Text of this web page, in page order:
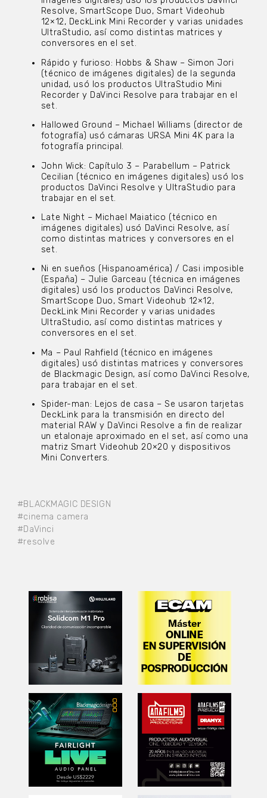
#BLACKMAGIC DESIGN
#cinema camera
#DaVinci
#resolve
Resolve, SmartScope Duo, Smart Videohub
12×12, DeckLink Mini Recorder y varias unidades
UltraStudio, así como distintas matrices y
conversores en el set.
Rápido y furioso: Hobbs & Shaw – Simon Jori
(técnico de imágenes digitales) de la segunda
unidad, usó los productos UltraStudio Mini
Recorder y DaVinci Resolve para trabajar en el
set.
Hallowed Ground – Michael Williams (director de
fotografía) usó cámaras URSA Mini 4K para la
fotografía principal.
John Wick: Capítulo 3 – Parabellum – Patrick
Cecilian (técnico en imágenes digitales) usó los
productos DaVinci Resolve y UltraStudio para
trabajar en el set.
Late Night – Michael Maiatico (técnico en
imágenes digitales) usó DaVinci Resolve, así
como distintas matrices y conversores en el
set.
Ni en sueños (Hispanoamérica) / Casi imposible
(España) – Julie Garceau (técnica en imágenes
digitales) usó los productos DaVinci Resolve,
SmartScope Duo, Smart Videohub 12×12,
DeckLink Mini Recorder y varias unidades
UltraStudio, así como distintas matrices y
conversores en el set.
Ma – Paul Rahfield (técnico en imágenes
digitales) usó distintas matrices y conversores
de Blackmagic Design, así como DaVinci Resolve,
para trabajar en el set.
Spider-man: Lejos de casa – Se usaron tarjetas
DeckLink para la transmisión en directo del
material RAW y DaVinci Resolve a fin de realizar
un etalonaje aproximado en el set, así como una
matriz Smart Videohub 20×20 y dispositivos
Mini Converters.